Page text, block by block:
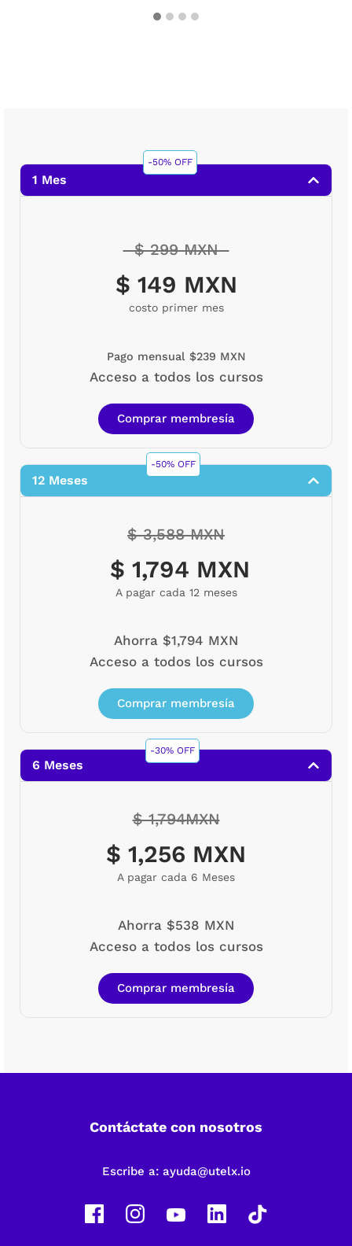
-50% OFF
1 Mes
$ 299 MXN
$ 149 MXN
costo primer mes
Pago mensual $239 MXN
Acceso a todos los cursos
Comprar membresía
-50% OFF
12 Meses
$ 3,588 MXN
$ 1,794 MXN
A pagar cada 12 meses
Ahorra $1,794 MXN
Acceso a todos los cursos
Comprar membresía
-30% OFF
6 Meses
$ 1,794MXN
$ 1,256 MXN
A pagar cada 6 Meses
Ahorra $538 MXN
Acceso a todos los cursos
Comprar membresía
Contáctate con nosotros
Escribe a: ayuda@utelx.io